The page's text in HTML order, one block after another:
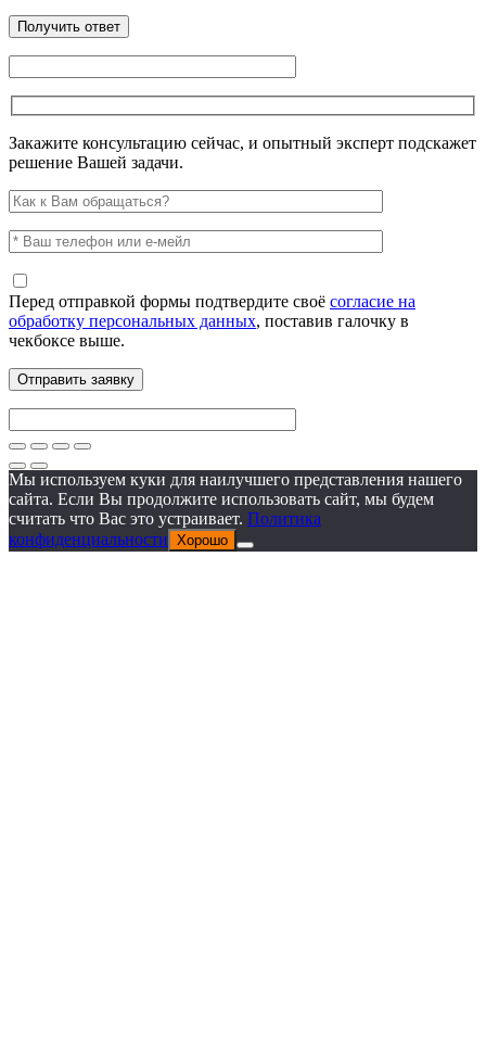
Закажите консультацию сейчас, и опытный эксперт подскажет
решение Вашей задачи.
Перед отправкой формы подтвердите своё согласие на
обработку персональных данных, поставив галочку в
чекбоксе выше.
Мы используем куки для наилучшего представления нашего
сайта. Если Вы продолжите использовать сайт, мы будем
считать что Вас это устраивает. Политика
конфиденциальности Хорошо